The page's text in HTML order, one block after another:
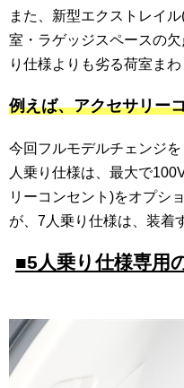
また、新型エクストレイ
室・ラゲッジスペースの
り仕様よりも劣る荷室まわ
例えば、アクセサリー
今回フルモデルチェンジ
人乗り仕様は、最大で
リーコンセント)をオプシ
が、7人乗り仕様は、装着
■5人乗り仕様専用